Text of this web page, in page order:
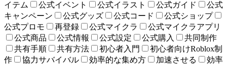
イテム
公式イベント 公式イラスト 公式ガイド
公式
キャンペーン
公式グッズ 公式コード
公式ショップ
公式プロモ
再登録 公式マイクラ
公式マイクラアプリ
公式商品
公式情報 公式設定 公式購入
共同制作
共有手順
共有方法 初心者入門
初心者向けRoblox制
作
協力サバイバル 効率的な集め方 加速させる
効率